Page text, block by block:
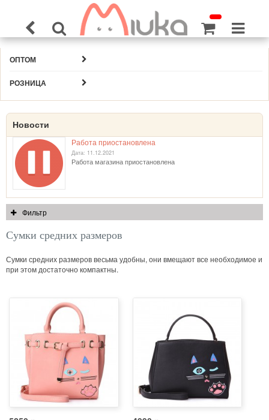
ОПТОМ
РОЗНИЦА
Новости
Работа приостановлена
Дата: 11.12.2021
Работа магазина приостановлена
Фильтр
Сумки средних размеров
Сумки средних размеров весьма удобны, они вмещают все необходимое и
при этом достаточно компактны.